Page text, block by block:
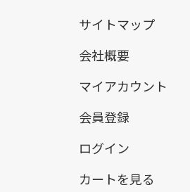
サイトマップ
会社概要
マイアカウント
会員登録
ログイン
カートを見る